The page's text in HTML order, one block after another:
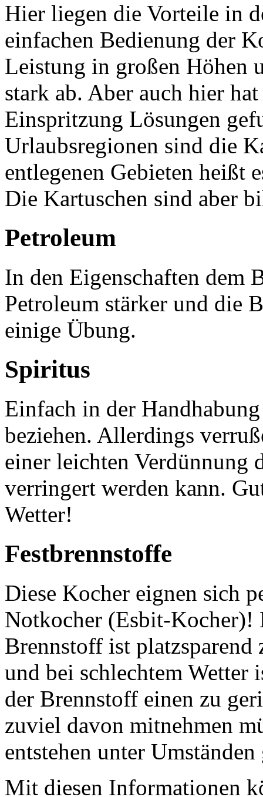
Hier liegen die Vorteile in
einfachen Bedienung der
Leistung in großen Höhen
stark ab. Aber auch hier
Einspritzung Lösungen
Urlaubsregionen sind die
entlegenen Gebieten heißt
Die Kartuschen sind aber
Petroleum
In den Eigenschaften dem
Petroleum stärker und die
einige Übung.
Spiritus
Einfach in der
beziehen. Allerdings
einer leichten Verdünnung
verringert werden kann.
Wetter!
Festbrennstoffe
Diese Kocher eignen sich
Notkocher (Esbit-
Brennstoff ist platzsparend
und bei schlechtem Wetter
der Brennstoff einen zu
zuviel davon mitnehmen
entstehen unter
Mit diesen Informationen